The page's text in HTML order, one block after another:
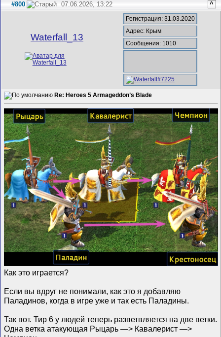
#800 07.06.2026, 13:22 ^
Waterfall_13
Регистрация: 31.03.2020
Адрес: Крым
Сообщения: 1010
Re: Heroes 5 Armageddon’s Blade
Как это играется?
Если вы вдруг не понимали, как это я добавляю
Паладинов, когда в игре уже и так есть Паладины.
Так вот. Тир 6 у людей теперь разветвляется на две ветки.
Одна ветка атакующая Рыцарь —> Кавалерист —>